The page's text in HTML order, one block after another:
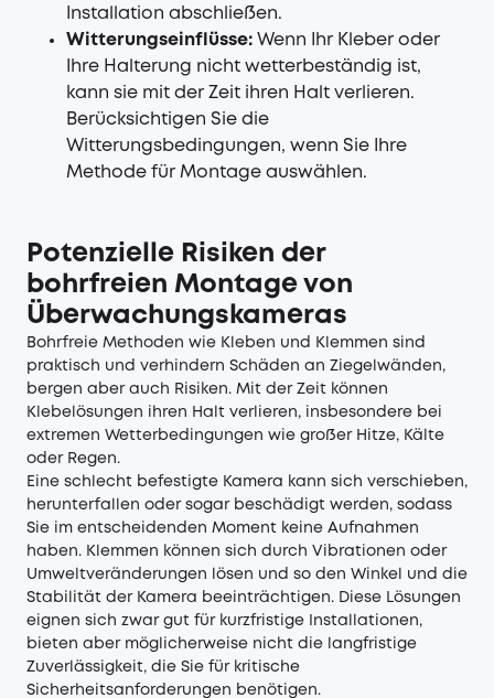
Installation abschließen.
Witterungseinflüsse: Wenn Ihr Kleber oder
Ihre Halterung nicht wetterbeständig ist,
kann sie mit der Zeit ihren Halt verlieren.
Berücksichtigen Sie die
Witterungsbedingungen, wenn Sie Ihre
Methode für Montage auswählen.
Potenzielle Risiken der
bohrfreien Montage von
Überwachungskameras
Bohrfreie Methoden wie Kleben und Klemmen sind
praktisch und verhindern Schäden an Ziegelwänden,
bergen aber auch Risiken. Mit der Zeit können
Klebelösungen ihren Halt verlieren, insbesondere bei
extremen Wetterbedingungen wie großer Hitze, Kälte
oder Regen.
Eine schlecht befestigte Kamera kann sich verschieben,
herunterfallen oder sogar beschädigt werden, sodass
Sie im entscheidenden Moment keine Aufnahmen
haben. Klemmen können sich durch Vibrationen oder
Umweltveränderungen lösen und so den Winkel und die
Stabilität der Kamera beeinträchtigen. Diese Lösungen
eignen sich zwar gut für kurzfristige Installationen,
bieten aber möglicherweise nicht die langfristige
Zuverlässigkeit, die Sie für kritische
Sicherheitsanforderungen benötigen.